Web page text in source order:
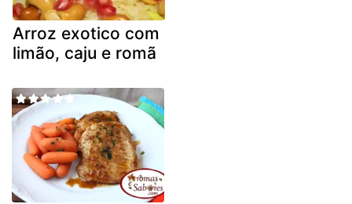
Arroz exotico com
limão, caju e romã